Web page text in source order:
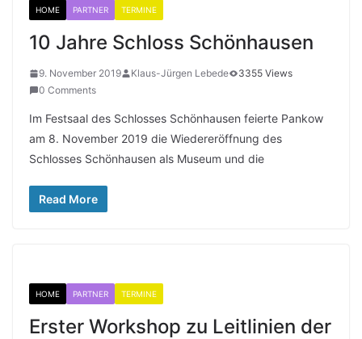
HOME PARTNER TERMINE
10 Jahre Schloss Schönhausen
9. November 2019 Klaus-Jürgen Lebede
3355 Views
0 Comments
Im Festsaal des Schlosses Schönhausen feierte Pankow
am 8. November 2019 die Wiedereröffnung des
Schlosses Schönhausen als Museum und die
Read More
HOME PARTNER TERMINE
Erster Workshop zu Leitlinien der